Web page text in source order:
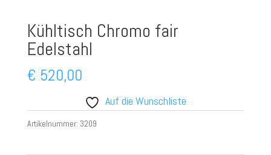
Kühltisch Chromo fair
Edelstahl
€ 520,00
Auf die Wunschliste
Artikelnummer: 3209